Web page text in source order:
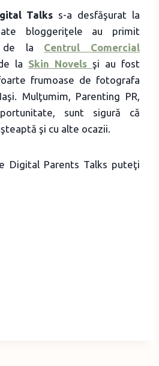
Talks s-a desfăşurat la
bloggeriţele au primit
de la Centrul Comercial
la Skin Novels şi au fost
frumoase de fotografa
Mulţumim, Parenting PR,
sunt sigură că
şi cu alte ocazii.
Digital Parents Talks puteţi